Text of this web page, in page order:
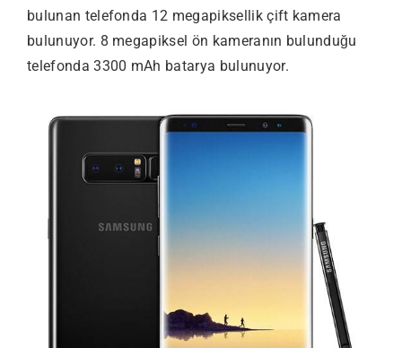
bulunan telefonda 12 megapiksellik çift kamera
bulunuyor. 8 megapiksel ön kameranın bulunduğu
telefonda 3300 mAh batarya bulunuyor.